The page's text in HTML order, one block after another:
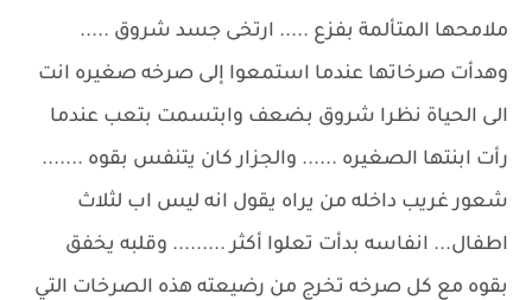
ملامحها المتألمة بفزع ..... ارتخى جسد شروق .....
وهدأت صرخاتها عندما استمعوا إلى صرخه صغيره انت
الى الحياة نظرا شروق بضعف وابتسمت بتعب عندما
رأت ابنتها الصغيره ...... والجزار كان يتنفس بقوه .......
شعور غريب داخله من يراه يقول انه ليس اب لثلاث
اطفال... انفاسه بدأت تعلوا أكثر ......... وقلبه يخفق
بقوه مع كل صرخه تخرج من رضيعته هذه الصرخات التي